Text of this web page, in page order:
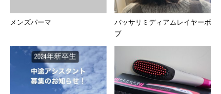
メンズパーマ
バッサリミディアムレイヤーボ
ブ